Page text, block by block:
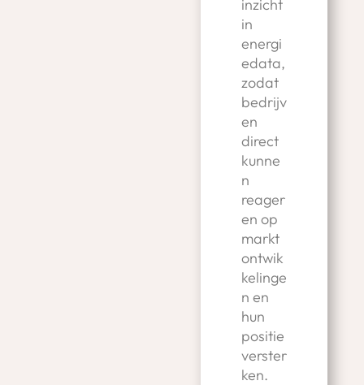
inzicht
in
energi
edata,
zodat
bedrijv
en
direct
kunne
n
reager
en op
markt
ontwik
kelinge
n en
hun
positie
verster
ken.